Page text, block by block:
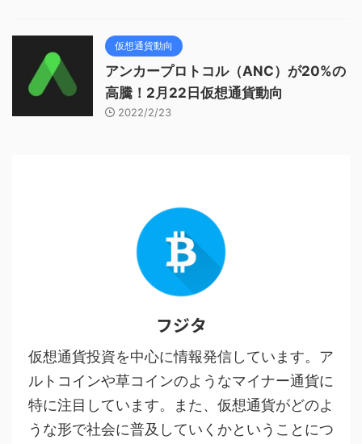
仮想通貨動向
アンカープロトコル（ANC）が20%の
高騰！2月22日仮想通貨動向
2022/2/23
フジタ
仮想通貨投資を中心に情報発信しています。ア
ルトコインや草コインのようなマイナー通貨に
特に注目しています。また、仮想通貨がどのよ
うな形で社会に普及していくかということにつ